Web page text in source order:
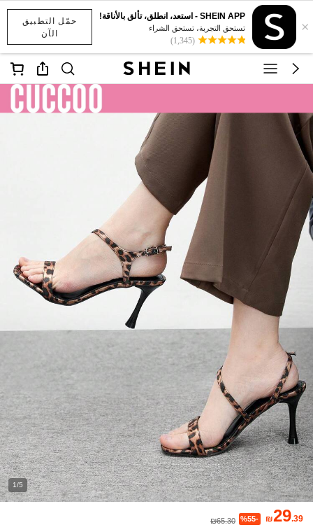
حمّل التطبيق
الآن
×
SHEIN APP - استعد، انطلق، تألق بالأناقة!
تستحق التجربة، تستحق الشراء
(1,345)
1/5
₪29.39
%55-
₪65.30